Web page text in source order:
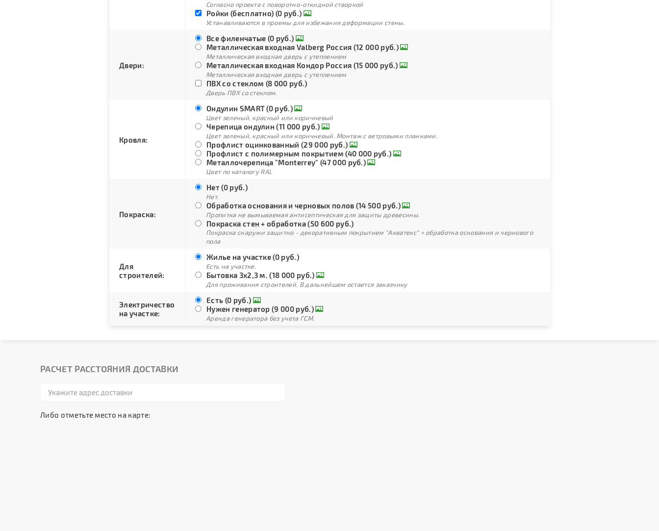
Согласно проекта с поворотно-откидной створкой
Ройки (бесплатно) (0 руб.)
Устанавливаются в проемы для избежания деформации стены.
Двери:
Все филенчатые (0 руб.)
Металлическая входная Valberg Россия (12 000 руб.)
Металлическая входная дверь с утеплением
Металлическая входная Кондор Россия (15 000 руб.)
Металлическая входная дверь с утеплением
ПВХ со стеклом (8 000 руб.)
Дверь ПВХ со стеклом.
Кровля:
Ондулин SMART (0 руб.)
Цвет зеленый, красный или коричневый
Черепица ондулин (11 000 руб.)
Цвет зеленый, красный или коричневый. Монтаж с ветровыми планками.
Профлист оцинкованный (29 000 руб.)
Профлист с полимерным покрытием (40 000 руб.)
Металлочерепица "Monterrey" (47 000 руб.)
Цвет по каталогу RAL
Покраска:
Нет (0 руб.)
Нет.
Обработка основания и черновых полов (14 500 руб.)
Пропитка не вымываемая антисептическая для защиты древесины.
Покраска стен + обработка (50 600 руб.)
Покраска снаружи защитно - декоративным покрытием "Акватекс" + обработка основания и чернового
пола
Для
строителей:
Жилье на участке (0 руб.)
Есть на участке.
Бытовка 3х2,3 м. (18 000 руб.)
Для проживания строителей. В дальнейшем остается заказчику
Электричество
на участке:
Есть (0 руб.)
Нужен генератор (9 000 руб.)
Аренда генератора без учета ГСМ.
РАСЧЕТ РАССТОЯНИЯ ДОСТАВКИ
Либо отметьте место на карте: